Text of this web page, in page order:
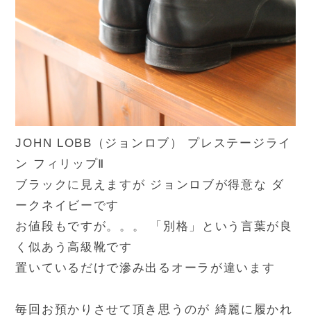
JOHN LOBB（ジョンロブ） プレステージライ
ン フィリップⅡ
ブラックに見えますが ジョンロブが得意な ダ
ークネイビーです
お値段もですが。。。 「別格」という言葉が良
く似あう高級靴です
置いているだけで滲み出るオーラが違います
毎回お預かりさせて頂き思うのが 綺麗に履かれ